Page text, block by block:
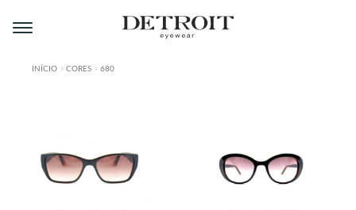
Pular
para
Pular
para
A MONTMARTRE
INÍCIO CORES 680